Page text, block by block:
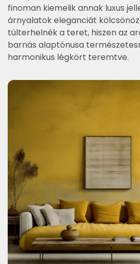
finoman kiemelik annak luxus
árnyalatok eleganciát
túlterhelnék a teret, hiszen az
barnás alaptónusa
harmonikus légkört teremtve.